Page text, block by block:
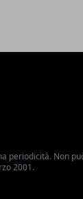
Non
2001.